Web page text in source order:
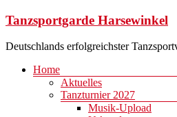
Zum
springen
Tanzsportgarde Harsewinkel
Deutschlands erfolgreichster
Menü
Home
Aktuelles
Tanzturnier 2027
Musik-Upload